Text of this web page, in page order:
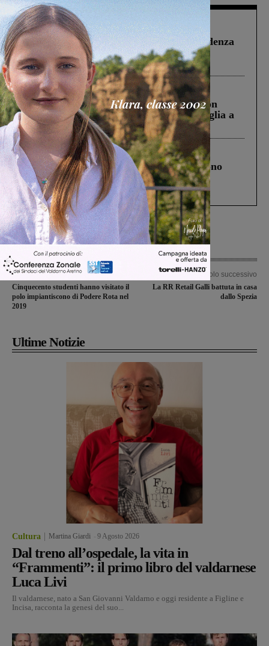
Figline Incisa Valdarno 1 Agosto 2026
Piscina di Figline finanziata oltre la scadenza
Pnrr, il gruppo di Fratelli d’Italia: “Un
ringraziamento al Governo”
Cronaca 3 Agosto 2026
Scomparso da una struttura di Castiglion
Fiorentino l’uomo che aveva ucciso la figlia a
Levane nel 2020
Cronaca 4 Agosto 2026
Un anno fa la strage in A1 in cui morirono
Gianni, Giulia e Franco. Lo schianto, il
processo, lo stop ai sorpassi fra tir....
Articolo precedente
Cinquecento studenti hanno visitato il
polo impiantiscono di Podere Rota nel
2019
Articolo successivo
La RR Retail Galli battuta in casa
dallo Spezia
Ultime Notizie
Cultura Martina Giardi 9 Agosto 2026
Dal treno all’ospedale, la vita in
“Frammenti”: il primo libro del valdarnese
Luca Livi
Il valdarnese, nato a San Giovanni Valdarno e oggi residente a Figline e
Incisa, racconta la genesi del suo...